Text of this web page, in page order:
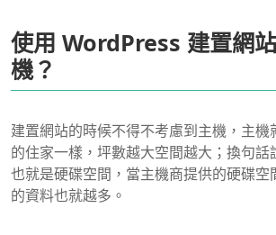
使用 WordPress 建置網
機？
建置網站的時候不得不考慮到主機，主機
的住家一樣，坪數越大空間越大；換句話
也就是硬碟空間，當主機商提供的硬碟空
的資料也就越多。